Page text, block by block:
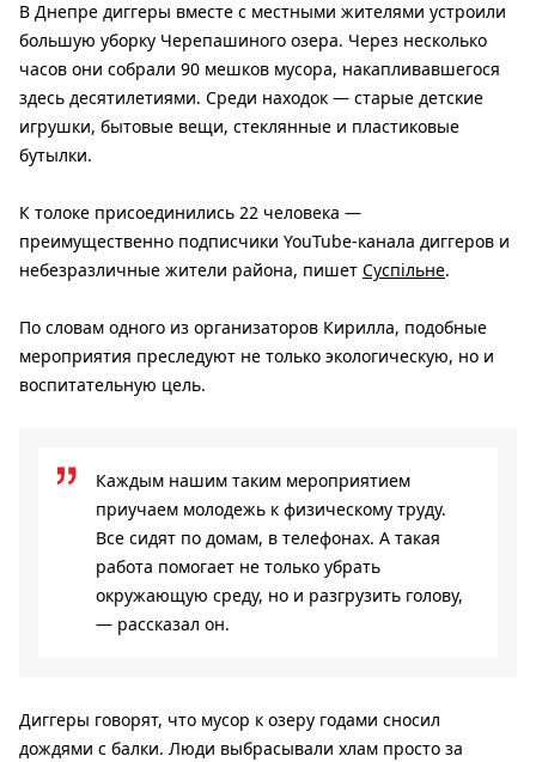
В Днепре диггеры вместе с местными жителями устроили
большую уборку Черепашиного озера. Через несколько
часов они собрали 90 мешков мусора, накапливавшегося
здесь десятилетиями. Среди находок — старые детские
игрушки, бытовые вещи, стеклянные и пластиковые
бутылки.
К толоке присоединились 22 человека —
преимущественно подписчики YouTube-канала диггеров и
небезразличные жители района, пишет Суспільне.
По словам одного из организаторов Кирилла, подобные
мероприятия преследуют не только экологическую, но и
воспитательную цель.
Каждым нашим таким мероприятием
приучаем молодежь к физическому труду.
Все сидят по домам, в телефонах. А такая
работа помогает не только убрать
окружающую среду, но и разгрузить голову,
— рассказал он.
Диггеры говорят, что мусор к озеру годами сносил
дождями с балки. Люди выбрасывали хлам просто за